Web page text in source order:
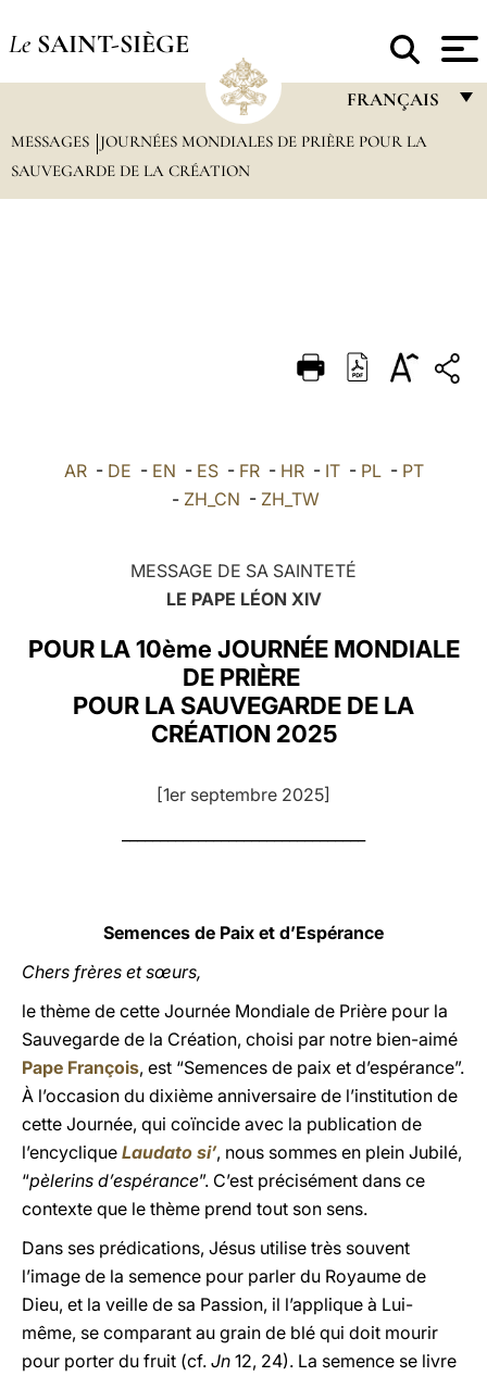
Le SAINT-SIÈGE
FRANÇAIS
FRANÇAIS
DEUTSCH
中文
MESSAGES
JOURNÉES MONDIALES DE PRIÈRE POUR LA
SAUVEGARDE DE LA CRÉATION
AR- DE - EN - ES- FR- HR- IT- PL- PT
- ZH_CN - ZH_TW
MESSAGE DE SA SAINTETÉ
LE PAPE LÉON XIV
POUR LA 10ème JOURNÉE MONDIALE
DE PRIÈRE
POUR LA SAUVEGARDE DE LA
CRÉATION 2025
[1er septembre 2025]
Semences de Paix et d’Espérance
Chers frères et sœurs,
le thème de cette Journée Mondiale de Prière pour la
Sauvegarde de la Création, choisi par notre bien-aimé
Pape François, est “Semences de paix et d’espérance”.
À l’occasion du dixième anniversaire de l’institution de
cette Journée, qui coïncide avec la publication de
l’encyclique Laudato si’, nous sommes en plein Jubilé,
“pèlerins d’espérance”. C’est précisément dans ce
contexte que le thème prend tout son sens.
Dans ses prédications, Jésus utilise très souvent
l’image de la semence pour parler du Royaume de
Dieu, et la veille de sa Passion, il l’applique à Lui-
même, se comparant au grain de blé qui doit mourir
pour porter du fruit (cf. Jn 12, 24). La semence se livre